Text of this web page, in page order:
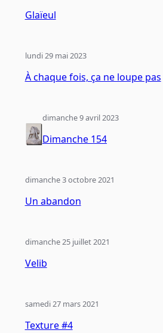
Glaïeul
À chaque fois, ça ne loupe pas
lundi 29 mai 2023
Dimanche 154
dimanche 9 avril 2023
Un abandon
dimanche 3 octobre 2021
Velib
dimanche 25 juillet 2021
Texture #4
samedi 27 mars 2021